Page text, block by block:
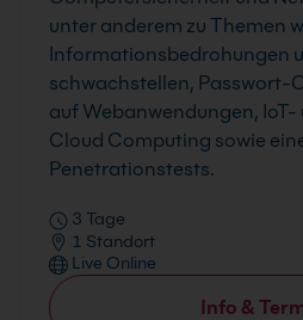
unter anderem zu Themen
Informationsbedrohungen
schwachstellen, Passwort-
auf Webanwendungen,
Cloud Computing sowie
Penetrationstests.
3 Tage
1 Standort
Live Online
Info &